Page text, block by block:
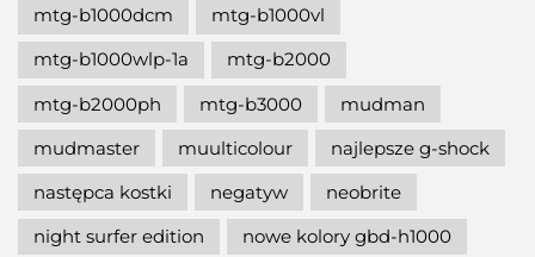
mtg-b1000dcm
mtg-b1000vl
mtg-b1000wlp-1a
mtg-b2000
mtg-b2000ph
mtg-b3000
mudman
mudmaster
muulticolour
najlepsze g-shock
następca kostki
negatyw
neobrite
night surfer edition
nowe kolory gbd-h1000